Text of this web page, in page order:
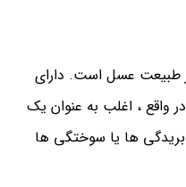
طبیعت عسل است. دارای
، اغلب به عنوان یک
ها یا سوختگی ها